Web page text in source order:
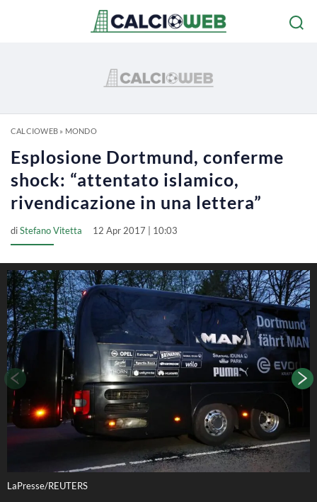
CALCIOWEB» MONDO
Esplosione Dortmund, conferme
shock: “attentato islamico,
rivendicazione in una lettera”
diStefano Vitetta 12 Apr 2017 | 10:03
LaPresse/REUTERS